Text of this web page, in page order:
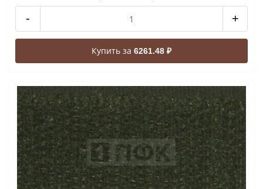
- +
Купить за 6261.48 ₽